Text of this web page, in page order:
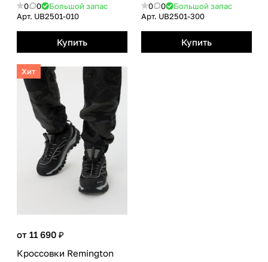
0 0
Большой запас
Арт. UB2501-010
Купить
0 0
Большой запас
Арт. UB2501-300
Купить
Хит
от 11 690 ₽
Кроссовки Remington